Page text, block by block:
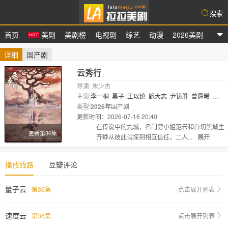
首页 美剧 美剧榜 电视剧 综艺 动漫 2026美剧
搜索
详细 国产剧
更新第36集
云秀行
导演: 朱少杰
主演:李一桐 黑子 王以纶 鲍大志 尹铸胜 曾舜晞
晞临 邓为 代露娃 简宇熙
嘉瑞
类型:2026年国产剧
更新时间：2026-07-16 20:40
在传说中的九城，名门穷小姐范云和白切黑城主
齐峥从彼此试探到相互信任，二人...
展开
播放线路 豆瓣评论
量子云 第36集 点击展开列表
速度云 第36集 点击展开列表